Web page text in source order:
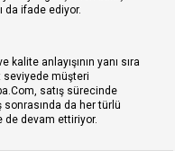
da ifade ediyor.
anlayışının yanı sıra
seviyede müşteri
satış sürecinde
da her türlü
de devam ettiriyor.